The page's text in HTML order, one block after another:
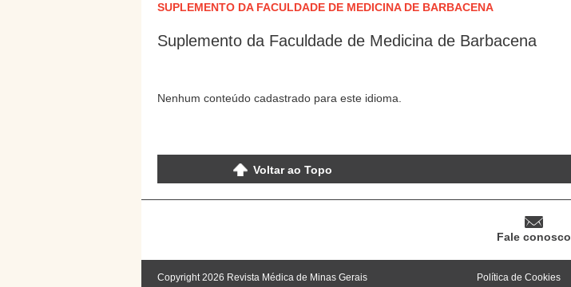
SUPLEMENTO DA FACULDADE DE MEDICINA DE BARBACENA
Suplemento da Faculdade de Medicina de Barbacena
Nenhum conteúdo cadastrado para este idioma.
Voltar ao Topo
Fale conosco
Copyright 2026 Revista Médica de Minas Gerais Política de Cookies